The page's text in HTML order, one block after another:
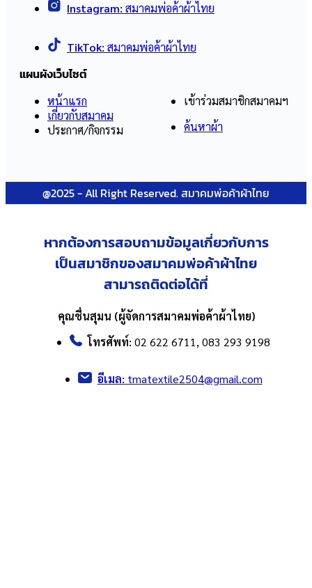
Instagram: สมาคมพ่อค้าผ้าไทย
TikTok: สมาคมพ่อค้าผ้าไทย
แผนผังเว็บไซต์
หน้าแรก
เกี่ยวกับสมาคม
ประกาศ/กิจกรรม
เข้าร่วมสมาชิกสมาคมฯ
ค้นหาผ้า
@2025 - All Right Reserved. สมาคมพ่อค้าผ้าไทย
หากต้องการสอบถามข้อมูลเกี่ยวกับการ
เป็นสมาชิกของสมาคมพ่อค้าผ้าไทย
สามารถติดต่อได้ที่
คุณชื่นสุมน (ผู้จัดการสมาคมพ่อค้าผ้าไทย)
โทรศัพท์: 02 622 6711, 083 293 9198
อีเมล: tmatextile2504@gmail.com